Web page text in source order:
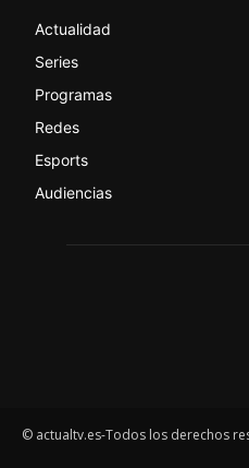
Actualidad
Series
Programas
Redes
Esports
Audiencias
© actualtv.es-Todos los derechos